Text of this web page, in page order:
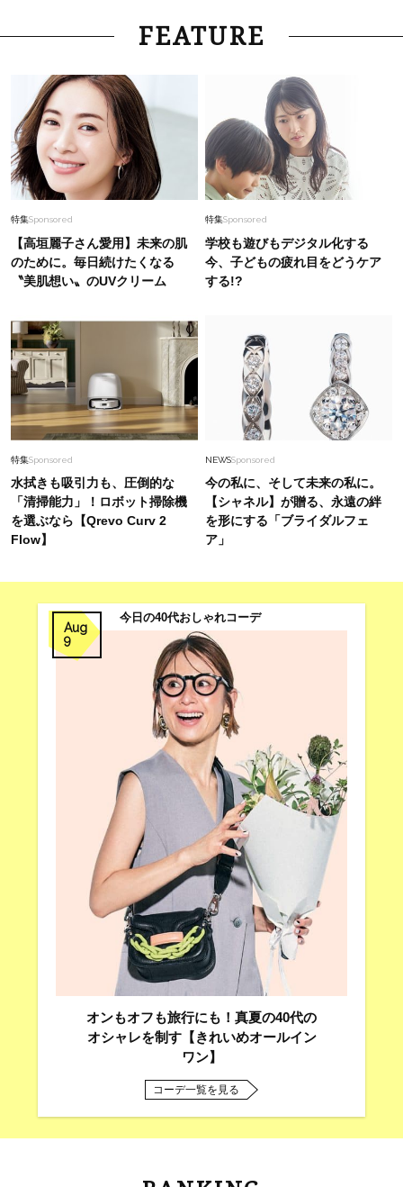
FEATURE
特集Sponsored
【高垣麗子さん愛用】未来の肌
のために。毎日続けたくなる
〝美肌想い〟のUVクリーム
特集Sponsored
学校も遊びもデジタル化する
今、子どもの疲れ目をどうケア
する!?
特集Sponsored
水拭きも吸引力も、圧倒的な
「清掃能力」！ロボット掃除機
を選ぶなら【Qrevo Curv 2
Flow】
NEWSSponsored
今の私に、そして未来の私に。
【シャネル】が贈る、永遠の絆
を形にする「ブライダルフェ
ア」
Aug
9
今日の40代おしゃれコーデ
オンもオフも旅行にも！真夏の40代の
オシャレを制す【きれいめオールイン
ワン】
コーデ一覧を見る